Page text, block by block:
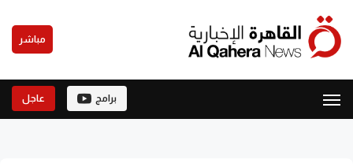
مباشر
برامج عاجل